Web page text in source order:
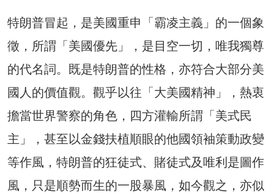
特朗普冒起，是美國重申「霸凌主義」的一個象
徵，所謂「美國優先」，是目空一切，唯我獨尊
的代名詞。既是特朗普的性格，亦符合大部分美
國人的價值觀。觀乎以往「大美國精神」，熱衷
擔當世界警察的角色，四方灌輸所謂「美式民
主」，甚至以金錢扶植順眼的他國領袖策動政變
等作風，特朗普的狂徒式、賭徒式及唯利是圖作
風，只是順勢而生的一股暴風，如今觀之，亦似